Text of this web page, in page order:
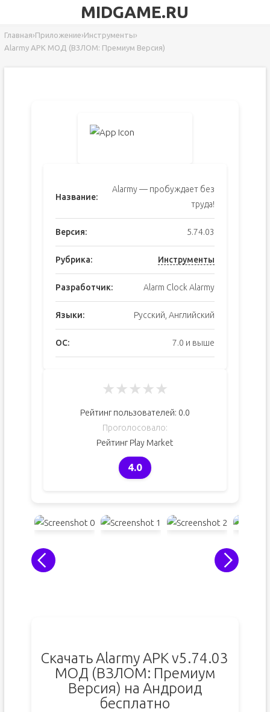
MIDGAME.RU
Главная›Приложение›Инструменты›
Alarmy APK МОД (ВЗЛОМ: Премиум Версия)
Название:
Alarmy — пробуждает без
труда!
Версия: 5.74.03
Рубрика: Инструменты
Разработчик: Alarm Clock Alarmy
Языки: Русский, Английский
ОС: 7.0 и выше
★★★★★
Рейтинг пользователей: 0.0
Проголосовало:
Рейтинг Play Market
4.0
Скачать Alarmy APK v5.74.03
МОД (ВЗЛОМ: Премиум
Версия) на Андроид
бесплатно